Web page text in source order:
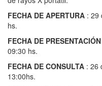
FECHA DE APERTURA : 29
hs.
FECHA DE PRESENTACIÓN
09:30 hs.
FECHA DE CONSULTA : 26
13:00hs.